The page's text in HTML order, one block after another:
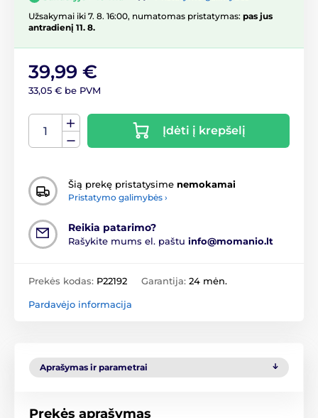
Užsakymai iki 7. 8. 16:00, numatomas pristatymas: pas jus
antradienį 11. 8.
39,99 €
33,05 € be PVM
Įdėti į krepšelį
Šią prekę pristatysime nemokamai
Pristatymo galimybės ›
Reikia patarimo?
Rašykite mums el. paštu info@momanio.lt
Prekės kodas: P22192 Garantija: 24 mėn.
Pardavėjo informacija
Aprašymas ir parametrai
Prekės aprašymas